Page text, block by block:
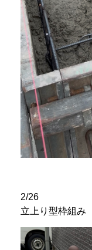
2/26
立上り型枠組み